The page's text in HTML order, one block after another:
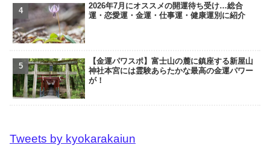
2026年7月にオススメの開運待ち受け…総合
運・恋愛運・金運・仕事運・健康運別に紹介
【金運パワスポ】富士山の麓に鎮座する新屋山
神社本宮には霊験あらたかな最高の金運パワー
が！
Tweets by kyokarakaiun